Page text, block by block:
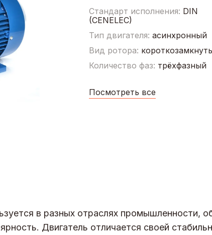
Стандарт исполнения: DIN
(CENELEC)
Тип двигателя: асинхронный
Вид ротора:
Количество фаз: трёхфазный
Посмотреть все
в разных отраслях промышленности,
Двигатель отличается своей